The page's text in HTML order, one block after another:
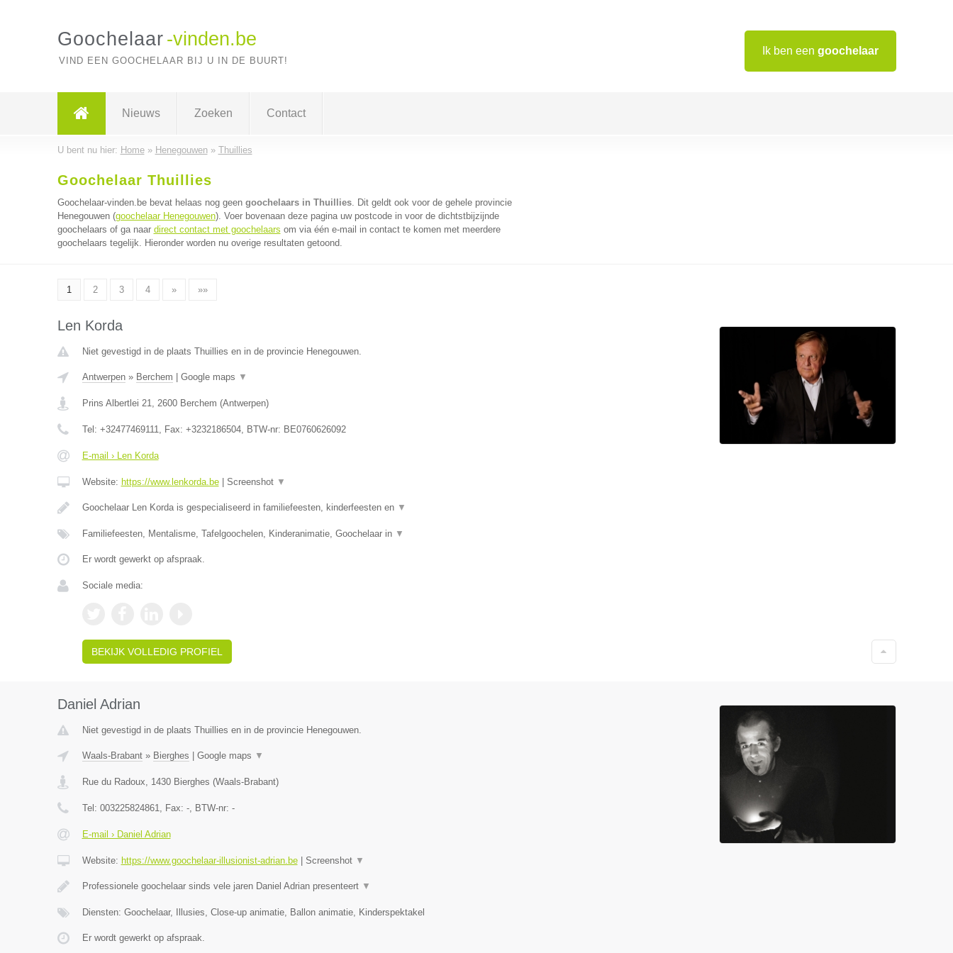
Ik ben een goochelaar
Goochelaar -vinden.be
VIND EEN GOOCHELAAR BIJ U IN DE BUURT!
Nieuws Zoeken Contact
U bent nu hier: Home» Henegouwen» Thuillies
Goochelaar Thuillies
Goochelaar-vinden.be bevat helaas nog geen goochelaars in Thuillies. Dit geldt ook voor de gehele provincie
Henegouwen (goochelaar Henegouwen). Voer bovenaan deze pagina uw postcode in voor de dichtstbijzijnde
goochelaars of ga naar direct contact met goochelaars om via één e-mail in contact te komen met meerdere
goochelaars tegelijk. Hieronder worden nu overige resultaten getoond.
1 2 3 4 » »»
Len Korda
Niet gevestigd in de plaats Thuillies en in de provincie Henegouwen.
Antwerpen» Berchem Google maps ▼
Prins Albertlei 21, 2600 Berchem (Antwerpen)
Tel: +32477469111, Fax: +3232186504, BTW-nr: BE0760626092
E-mail › Len Korda
Website: https://www.lenkorda.be| Screenshot ▼
Goochelaar Len Korda is gespecialiseerd in familiefeesten, kinderfeesten en ▼
Familiefeesten, Mentalisme, Tafelgoochelen, Kinderanimatie, Goochelaar in ▼
Er wordt gewerkt op afspraak.
Sociale media:
BEKIJK VOLLEDIG PROFIEL
Daniel Adrian
Niet gevestigd in de plaats Thuillies en in de provincie Henegouwen.
Waals-Brabant» Bierghes Google maps ▼
Rue du Radoux, 1430 Bierghes (Waals-Brabant)
Tel: 003225824861, Fax: -, BTW-nr: -
E-mail › Daniel Adrian
Website: https://www.goochelaar-illusionist-adrian.be| Screenshot ▼
Professionele goochelaar sinds vele jaren Daniel Adrian presenteert ▼
Diensten: Goochelaar, Illusies, Close-up animatie, Ballon animatie, Kinderspektakel
Er wordt gewerkt op afspraak.